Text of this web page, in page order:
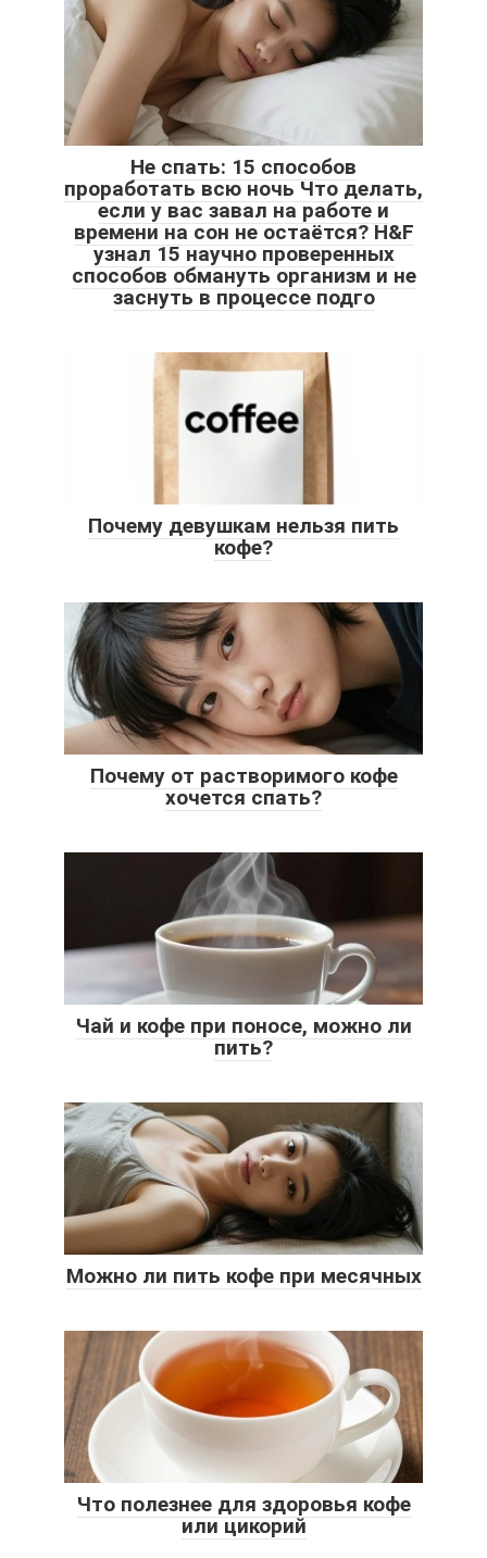
Не спать: 15 способов
проработать всю ночь Что делать,
если у вас завал на работе и
времени на сон не остаётся? H&F
узнал 15 научно проверенных
способов обмануть организм и не
заснуть в процессе подго
Почему девушкам нельзя пить
кофе?
Почему от растворимого кофе
хочется спать?
Чай и кофе при поносе, можно ли
пить?
Можно ли пить кофе при месячных
Что полезнее для здоровья кофе
или цикорий